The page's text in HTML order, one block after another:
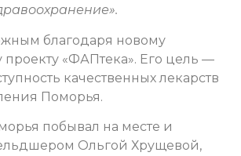
благодаря новому
«ФАПтека». Его цель —
качественных лекарств
Поморья.
побывал на месте и
Ольгой Хрущевой,